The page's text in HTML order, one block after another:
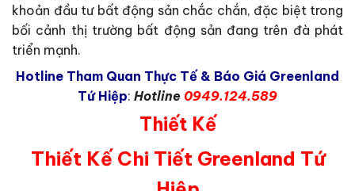
khoản đầu tư bất động sản chắc chắn, đặc biệt trong
bối cảnh thị trường bất động sản đang trên đà phát
triển mạnh.
Hotline Tham Quan Thực Tế & Báo Giá Greenland
Tứ Hiệp: Hotline 0949.124.589
Thiết Kế
Thiết Kế Chi Tiết Greenland Tứ